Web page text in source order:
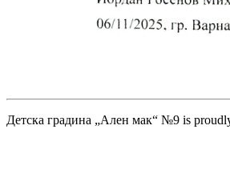
Детска градина „Ален мак“ №9 is